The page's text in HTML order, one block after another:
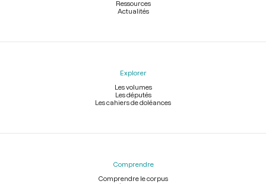
Ressources
Actualités
Explorer
Les volumes
Les députés
Les cahiers de doléances
Comprendre
Comprendre le corpus